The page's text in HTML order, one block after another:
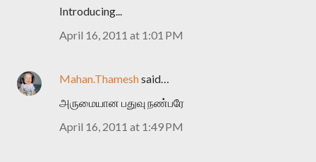
Introducing...
April 16, 2011 at 1:01 PM
Mahan.Thameshsaid…
அருமையான பதுவு நண்பரே
April 16, 2011 at 1:49 PM